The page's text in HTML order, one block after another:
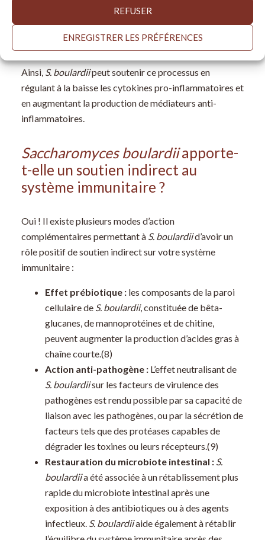
REFUSER
ENREGISTRER LES PRÉFÉRENCES
peuvent aussi provoquer une inflammation dans les
tissus. Des médiateurs anti-inflammatoires sont donc
Ainsi, S. boulardiipeut soutenir ce processus en
régulant à la baisse les cytokines pro-inflammatoires et
en augmentant la production de médiateurs anti-
inflammatoires.
Saccharomyces boulardiiapporte-
t-elle un soutien indirect au
système immunitaire ?
Oui ! Il existe plusieurs modes d’action
complémentaires permettant à S. boulardiid’avoir un
rôle positif de soutien indirect sur votre système
immunitaire :
Effet prébiotique :les composants de la paroi
cellulaire de S. boulardii, constituée de bêta-
glucanes, de mannoprotéines et de chitine,
peuvent augmenter la production d’acides gras à
chaîne courte.(8)
Action anti-pathogène :L’effet neutralisant de
S. boulardiisur les facteurs de virulence des
pathogènes est rendu possible par sa capacité de
liaison avec les pathogènes, ou par la sécrétion de
facteurs tels que des protéases capables de
dégrader les toxines ou leurs récepteurs.(9)
Restauration du microbiote intestinal : S.
boulardiia été associée à un rétablissement plus
rapide du microbiote intestinal après une
exposition à des antibiotiques ou à des agents
infectieux. S. boulardiiaide également à rétablir